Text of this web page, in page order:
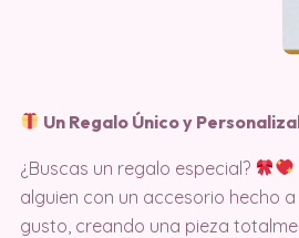
Un Regalo Único y
¿Buscas un regalo especial?
alguien con un accesorio hecho
gusto, creando una pieza